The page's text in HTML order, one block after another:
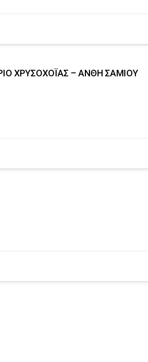
ΧΡΥΣΟΧΟΪΑΣ – ΑΝΘΗ ΣΑΜΙΟΥ